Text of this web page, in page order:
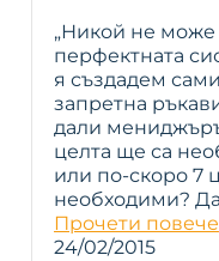
„Никой не
перфектната
я създадем
запретна
дали
целта ще са
или по-скоро 7
необходими?
Прочети повече
24/02/2015